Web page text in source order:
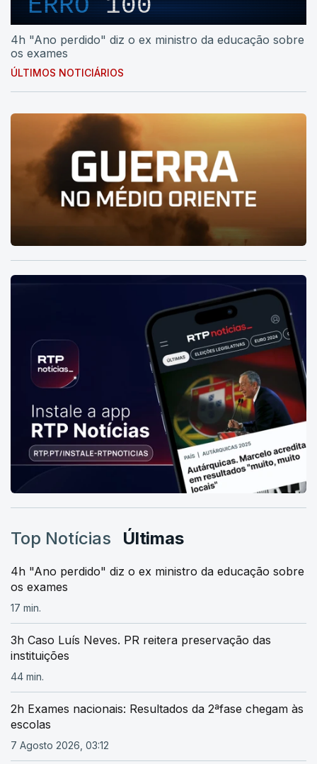
4h "Ano perdido" diz o ex ministro da educação sobre
os exames
ÚLTIMOS NOTICIÁRIOS
Top Notícias Últimas
4h "Ano perdido" diz o ex ministro da educação sobre
os exames
17 min.
3h Caso Luís Neves. PR reitera preservação das
instituições
44 min.
2h Exames nacionais: Resultados da 2ªfase chegam às
escolas
7 Agosto 2026, 03:12